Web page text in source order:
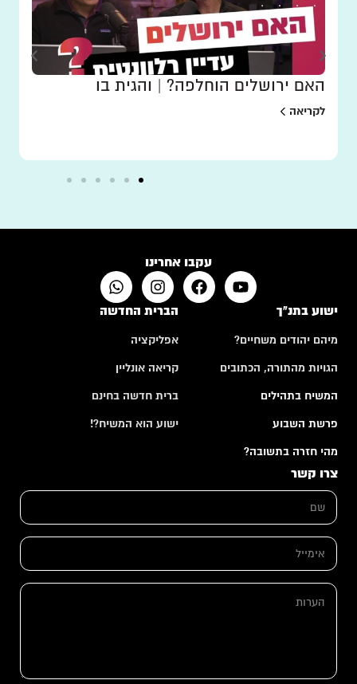
האם ירושלים הוחלפה? | והגית בו
לקריאה
עקבו אחרינו
ישוע בתנ"ך
מיהם יהודים משחיים?
הגויות מהתורה, הכתובים
המשיח בתהילים
פרשת השבוע
מהי חזרה בתשובה?
הברית החדשה
אפליקציה
קריאה אונליין
ברית חדשה בחינם
ישוע הוא המשיח?!
צרו קשר
ש
*
א
מ
ים
י
ה